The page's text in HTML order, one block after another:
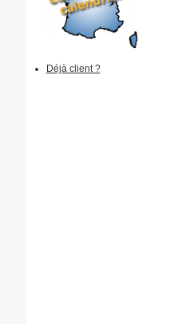
Déjà client ?